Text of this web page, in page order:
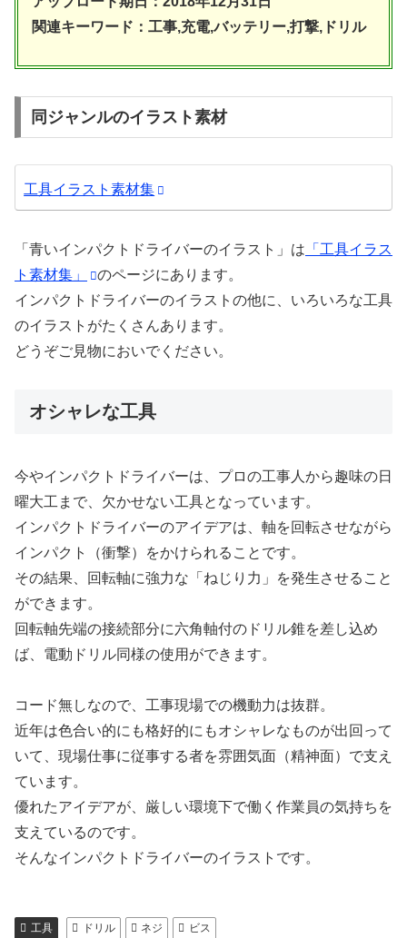
関連キーワード：工事,充電,バッテリー,打撃,ドリル
同ジャンルのイラスト素材
工具イラスト素材集
「青いインパクトドライバーのイラスト」は 「工具イラス
ト素材集」
のページにあります。
インパクトドライバーのイラストの他に、いろいろな工具
のイラストがたくさんあります。
どうぞご見物においでください。
オシャレな工具
今やインパクトドライバーは、プロの工事人から趣味の日
曜大工まで、欠かせない工具となっています。
インパクトドライバーのアイデアは、軸を回転させながら
インパクト（衝撃）をかけられることです。
その結果、回転軸に強力な「ねじり力」を発生させること
ができます。
回転軸先端の接続部分に六角軸付のドリル錐を差し込め
ば、電動ドリル同様の使用ができます。
コード無しなので、工事現場での機動力は抜群。
近年は色合い的にも格好的にもオシャレなものが出回って
いて、現場仕事に従事する者を雰囲気面（精神面）で支え
ています。
優れたアイデアが、厳しい環境下で働く作業員の気持ちを
支えているのです。
そんなインパクトドライバーのイラストです。
工具 ドリル ネジ ビス